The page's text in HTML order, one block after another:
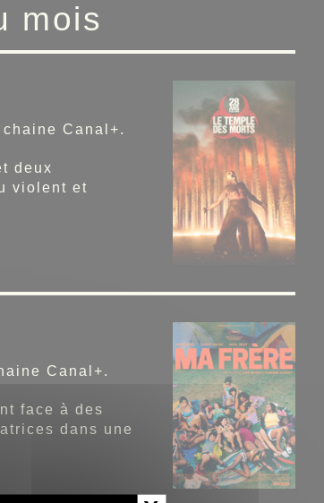
mois
Canal+.
deux
violent et
Canal+.
face à des
dans une